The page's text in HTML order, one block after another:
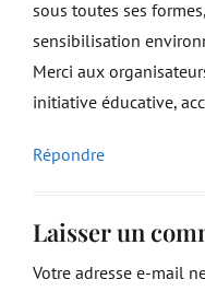
sous toutes ses
sensibilisation
Merci aux
initiative éducative,
Répondre
Laisser un
Votre adresse e-mail